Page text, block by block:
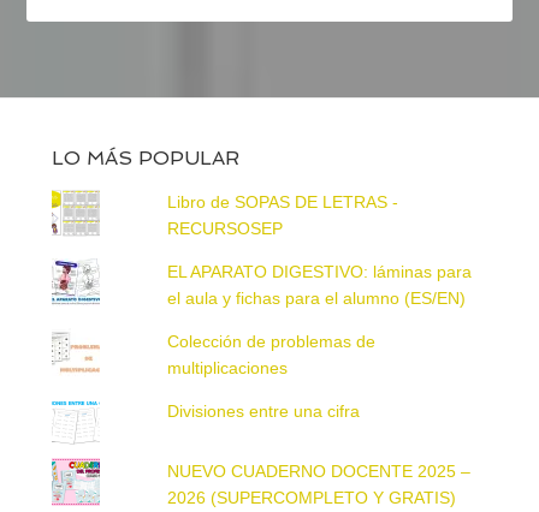
LO MÁS POPULAR
Libro de SOPAS DE LETRAS -
RECURSOSEP
EL APARATO DIGESTIVO: láminas para
el aula y fichas para el alumno (ES/EN)
Colección de problemas de
multiplicaciones
Divisiones entre una cifra
NUEVO CUADERNO DOCENTE 2025 –
2026 (SUPERCOMPLETO Y GRATIS)